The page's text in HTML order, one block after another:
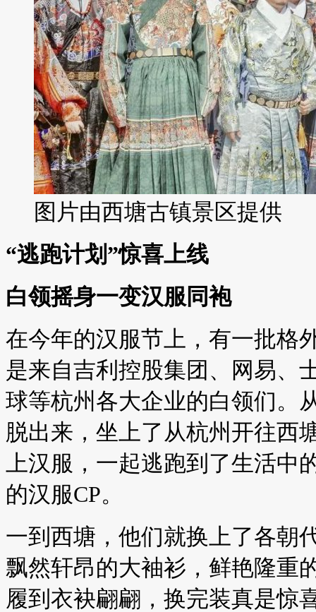
图片由西塘古镇景区提供
“逃跑计划”惊喜上线
白领摇身一变汉服同袍
在今年的汉服节上，有一批格
是来自吉利控股集团、网易、
球等杭州各大企业的白领们。
脱出来，坐上了从杭州开往西
上汉服，一起逃跑到了生活
的汉服CP。
一到西塘，他们就换上了各朝
飘然轩昂的大袖衫，鲜艳隆重
履到衣袂翩翩，换完装真是惊